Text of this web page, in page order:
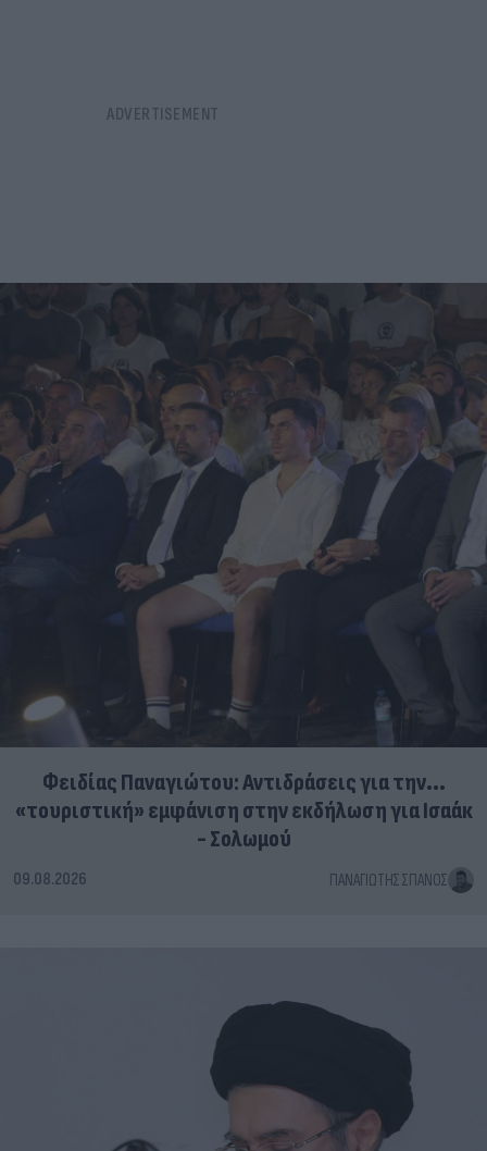
Φειδίας Παναγιώτου: Αντιδράσεις για την...
«τουριστική» εμφάνιση στην εκδήλωση για Ισαάκ
- Σολωμού
09.08.2026 ΠΑΝΑΓΙΏΤΗΣ ΣΠΑΝΌΣ